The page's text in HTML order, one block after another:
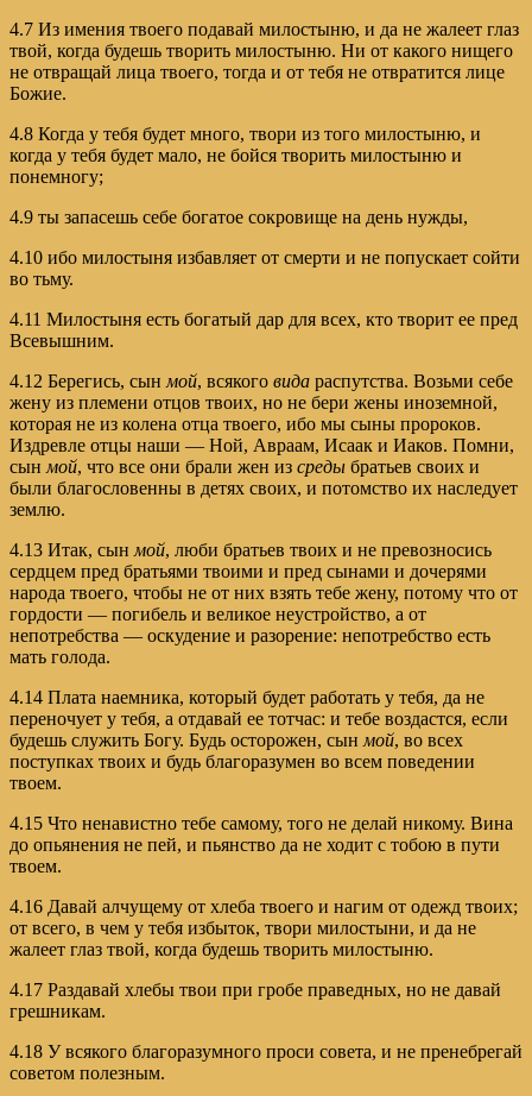
4.7 Из имения твоего подавай милостыню, и да не жалеет глаз
твой, когда будешь творить милостыню. Ни от какого нищего
не отвращай лица твоего, тогда и от тебя не отвратится лице
Божие.
4.8 Когда у тебя будет много, твори из того милостыню, и
когда у тебя будет мало, не бойся творить милостыню и
понемногу;
4.9 ты запасешь себе богатое сокровище на день нужды,
4.10 ибо милостыня избавляет от смерти и не попускает сойти
во тьму.
4.11 Милостыня есть богатый дар для всех, кто творит ее пред
Всевышним.
4.12 Берегись, сын мой, всякого вида распутства. Возьми себе
жену из племени отцов твоих, но не бери жены иноземной,
которая не из колена отца твоего, ибо мы сыны пророков.
Издревле отцы наши — Ной, Авраам, Исаак и Иаков. Помни,
сын мой, что все они брали жен из среды братьев своих и
были благословенны в детях своих, и потомство их наследует
землю.
4.13 Итак, сын мой, люби братьев твоих и не превозносись
сердцем пред братьями твоими и пред сынами и дочерями
народа твоего, чтобы не от них взять тебе жену, потому что от
гордости — погибель и великое неустройство, а от
непотребства — оскудение и разорение: непотребство есть
мать голода.
4.14 Плата наемника, который будет работать у тебя, да не
переночует у тебя, а отдавай ее тотчас: и тебе воздастся, если
будешь служить Богу. Будь осторожен, сын мой, во всех
поступках твоих и будь благоразумен во всем поведении
твоем.
4.15 Что ненавистно тебе самому, того не делай никому. Вина
до опьянения не пей, и пьянство да не ходит с тобою в пути
твоем.
4.16 Давай алчущему от хлеба твоего и нагим от одежд твоих;
от всего, в чем у тебя избыток, твори милостыни, и да не
жалеет глаз твой, когда будешь творить милостыню.
4.17 Раздавай хлебы твои при гробе праведных, но не давай
грешникам.
4.18 У всякого благоразумного проси совета, и не пренебрегай
советом полезным.